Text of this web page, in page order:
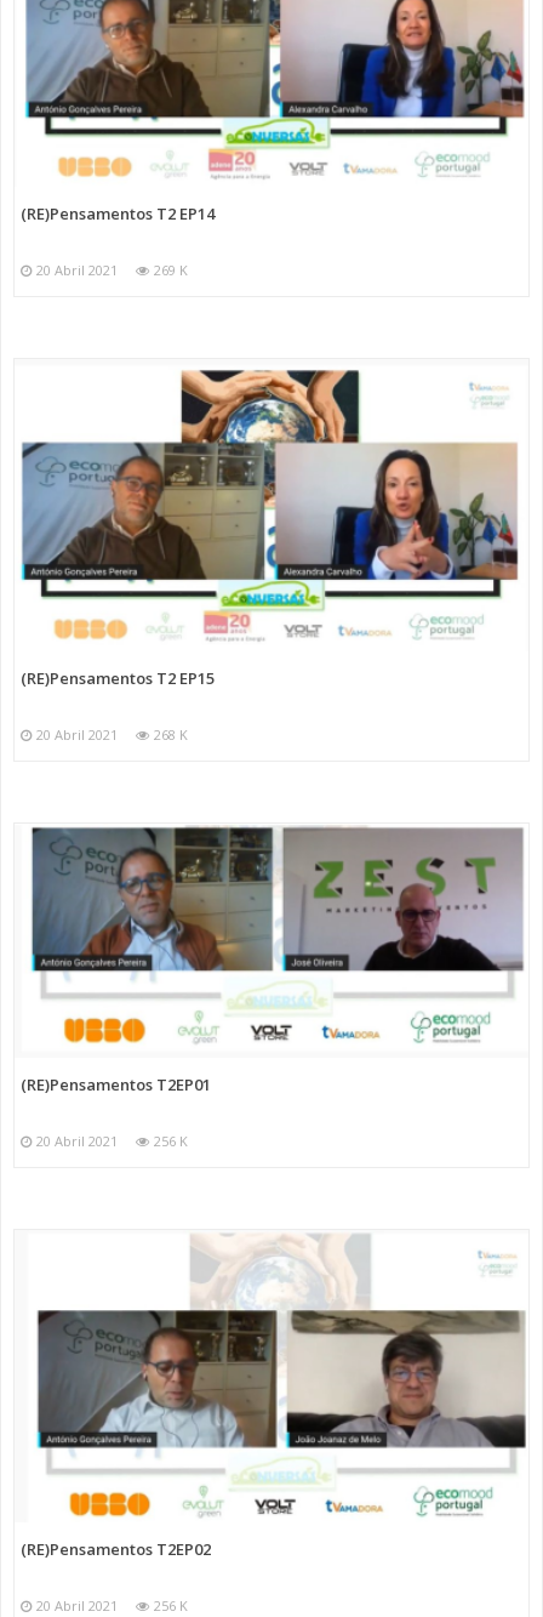
(RE)Pensamentos T2 EP14
20 Abril 2021 269 K
(RE)Pensamentos T2 EP15
20 Abril 2021 268 K
(RE)Pensamentos T2EP01
20 Abril 2021 256 K
(RE)Pensamentos T2EP02
20 Abril 2021 256 K